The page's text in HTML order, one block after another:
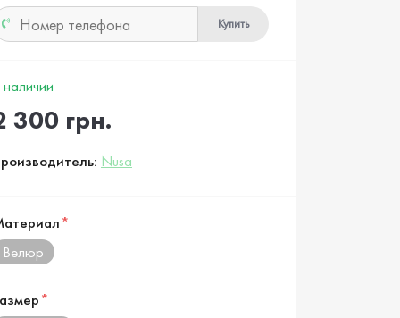
Купить
наличии
300 грн.
Nusa
*
Велюр
*